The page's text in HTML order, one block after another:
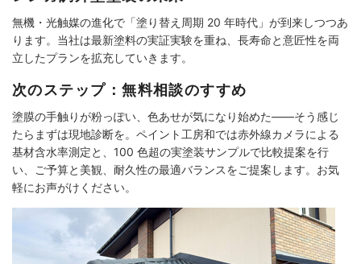
無機・光触媒の進化で「塗り替え周期 20 年時代」が到来しつつあ
ります。当社は最新塗料の実証実験を重ね、長寿命と意匠性を両
立したプランを拡充していきます。
次のステップ：無料相談のすすめ
塗膜の手触りが粉っぽい、色あせが気になり始めた――そう感じ
たらまずは現地診断を。ペイント工房和では赤外線カメラによる
基材含水率測定と、100 色超の実塗装サンプルで比較提案を行
い、ご予算と美観、耐久性の最適バランスをご提案します。お気
軽にお声がけください。